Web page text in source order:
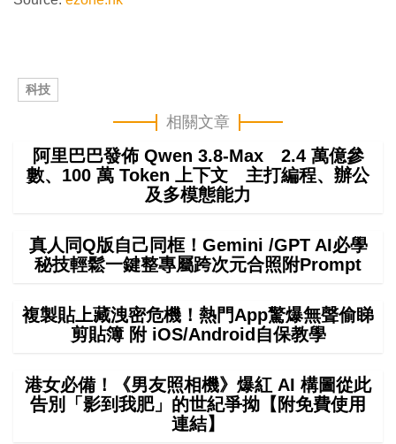
科技
相關文章
阿里巴巴發佈 Qwen 3.8-Max 2.4 萬億參
數、100 萬 Token 上下文 主打編程、辦公
及多模態能力
真人同Q版自己同框！Gemini /GPT AI必學
秘技輕鬆一鍵整專屬跨次元合照附Prompt
複製貼上藏洩密危機！熱門App驚爆無聲偷睇
剪貼簿 附 iOS/Android自保教學
港女必備！《男友照相機》爆紅 AI 構圖從此
告別「影到我肥」的世紀爭拗【附免費使用
連結】